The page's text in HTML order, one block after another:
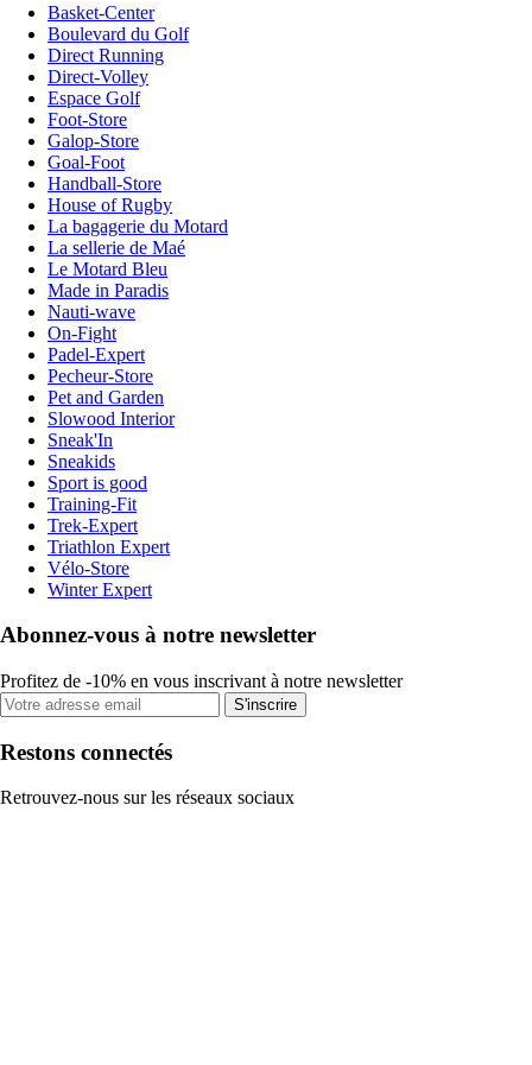
Basket-Center
Boulevard du Golf
Direct Running
Direct-Volley
Espace Golf
Foot-Store
Galop-Store
Goal-Foot
Handball-Store
House of Rugby
La bagagerie du Motard
La sellerie de Maé
Le Motard Bleu
Made in Paradis
Nauti-wave
On-Fight
Padel-Expert
Pecheur-Store
Pet and Garden
Slowood Interior
Sneak'In
Sneakids
Sport is good
Training-Fit
Trek-Expert
Triathlon Expert
Vélo-Store
Winter Expert
Abonnez-vous à notre newsletter
Profitez de -10% en vous inscrivant à notre newsletter
S'inscrire
Restons connectés
Retrouvez-nous sur les réseaux sociaux